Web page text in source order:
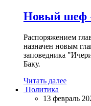
Новый шеф
Распоряжением
назначен новым
заповедника
Баку.
Читать далее
Политика
13 февраль